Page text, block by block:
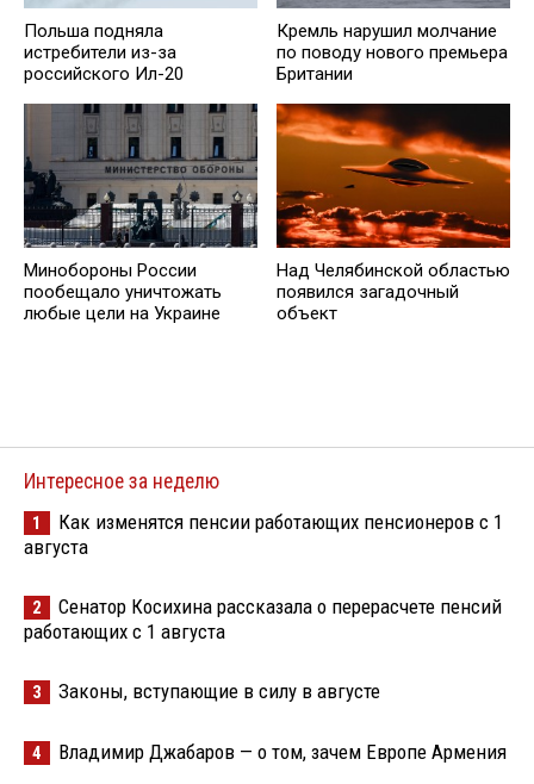
Польша подняла
истребители из-за
российского Ил-20
Кремль нарушил молчание
по поводу нового премьера
Британии
Минобороны России
пообещало уничтожать
любые цели на Украине
Над Челябинской областью
появился загадочный
объект
Интересное за неделю
1
Как изменятся пенсии работающих пенсионеров с 1
августа
2
Сенатор Косихина рассказала о перерасчете пенсий
работающих с 1 августа
3 Законы, вступающие в силу в августе
4 Владимир Джабаров — о том, зачем Европе Армения